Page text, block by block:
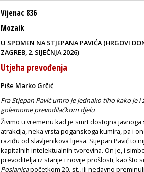
Vijenac 836
Mozaik
U SPOMEN NA STJEPANA PAVIĆA (HRGOVI
ZAGREB, 2. SIJEČNJA 2026)
Utjeha prevođenja
Piše Marko Grčić
Fra Stjepan Pavić umro je jednako tiho kako je
golemome prevodilačkom djelu
Živimo u vremenu kad je smrt dostojna
atrakcija, neka vrsta poganskoga kumira, pa i
raziđu od slavljenikova lijesa. Stjepan Pavić to
kapitalnih intelektualnih tvorevina. On je, i
prevoditelja iz starije i novije prošlosti, kao što
Poslanicapočetkom 20. st., ili nedavno